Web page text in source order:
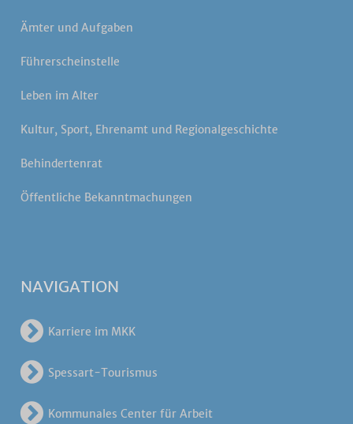
Ämter und Aufgaben
Führerscheinstelle
Leben im Alter
Kultur, Sport, Ehrenamt und Regionalgeschichte
Behindertenrat
Öffentliche Bekanntmachungen
NAVIGATION
Karriere im MKK
Spessart-Tourismus
Kommunales Center für Arbeit